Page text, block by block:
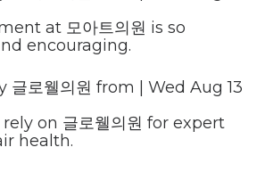
at 모아트의원 is so
encouraging.
글로웰의원 from
Wed Aug 13
on 글로웰의원 for expert
health.